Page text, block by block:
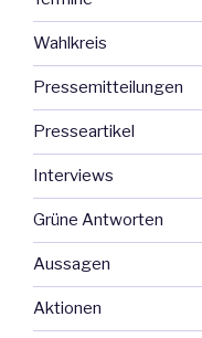
Mannheim“
Wahlkreis
Pressemitteilungen
Presseartikel
Interviews
Grüne Antworten
Aussagen
Aktionen